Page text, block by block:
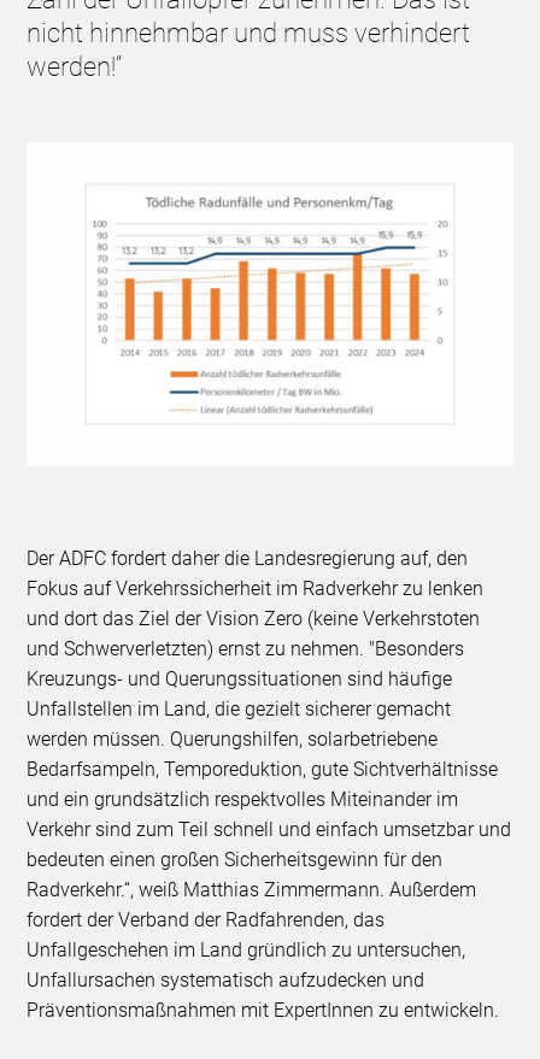
nicht hinnehmbar und muss verhindert
werden!“
Der ADFC fordert daher die Landesregierung auf, den
Fokus auf Verkehrssicherheit im Radverkehr zu lenken
und dort das Ziel der Vision Zero (keine Verkehrstoten
und Schwerverletzten) ernst zu nehmen. "Besonders
Kreuzungs- und Querungssituationen sind häufige
Unfallstellen im Land, die gezielt sicherer gemacht
werden müssen. Querungshilfen, solarbetriebene
Bedarfsampeln, Temporeduktion, gute Sichtverhältnisse
und ein grundsätzlich respektvolles Miteinander im
Verkehr sind zum Teil schnell und einfach umsetzbar und
bedeuten einen großen Sicherheitsgewinn für den
Radverkehr.“, weiß Matthias Zimmermann. Außerdem
fordert der Verband der Radfahrenden, das
Unfallgeschehen im Land gründlich zu untersuchen,
Unfallursachen systematisch aufzudecken und
Präventionsmaßnahmen mit ExpertInnen zu entwickeln.